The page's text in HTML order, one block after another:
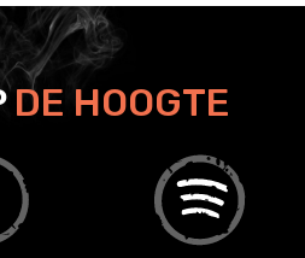
DE HOOGTE